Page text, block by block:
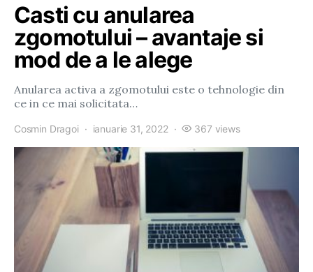
Casti cu anularea
zgomotului – avantaje si
mod de a le alege
Anularea activa a zgomotului este o tehnologie din
ce in ce mai solicitata…
Cosmin Dragoi ianuarie 31, 2022 367 views